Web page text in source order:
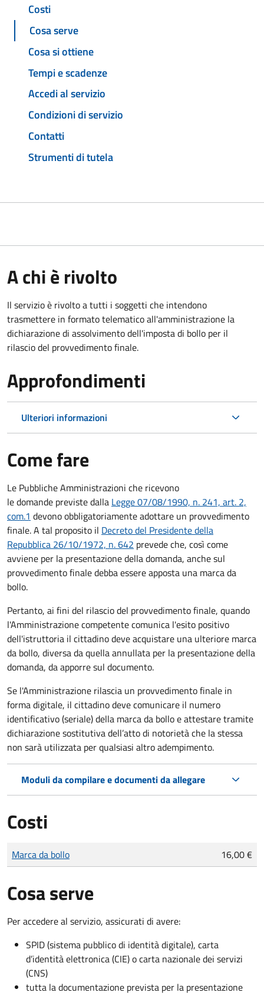
Costi
Cosa serve
Cosa si ottiene
Tempi e scadenze
Accedi al servizio
Condizioni di servizio
Contatti
Strumenti di tutela
A chi è rivolto
Il servizio è rivolto a tutti i soggetti che intendono
trasmettere in formato telematico all'amministrazione la
dichiarazione di assolvimento dell'imposta di bollo per il
rilascio del provvedimento finale.
Approfondimenti
Ulteriori informazioni
Come fare
Le Pubbliche Amministrazioni che ricevono
le domande previste dalla Legge 07/08/1990, n. 241, art. 2,
com.1 devono obbligatoriamente adottare un provvedimento
finale. A tal proposito il Decreto del Presidente della
Repubblica 26/10/1972, n. 642 prevede che, così come
avviene per la presentazione della domanda, anche sul
provvedimento finale debba essere apposta una marca da
bollo.
Pertanto, ai fini del rilascio del provvedimento finale, quando
l'Amministrazione competente comunica l'esito positivo
dell'istruttoria il cittadino deve acquistare una ulteriore marca
da bollo, diversa da quella annullata per la presentazione della
domanda, da apporre sul documento.
Se l'Amministrazione rilascia un provvedimento finale in
forma digitale, il cittadino devecomunicare il numero
identificativo (seriale) della marca da bollo e attestare tramite
dichiarazione sostitutiva dell’atto di notorietà che la stessa
non sarà utilizzata per qualsiasi altro adempimento.
Moduli da compilare e documenti da allegare
Costi
Tipo di pagamento
Importo
Marca da bollo 16,00 €
Cosa serve
Per accedere al servizio, assicurati di avere:
SPID (sistema pubblico di identità digitale), carta
d’identità elettronica (CIE) o carta nazionale dei servizi
(CNS)
tutta la documentazione prevista per la presentazione